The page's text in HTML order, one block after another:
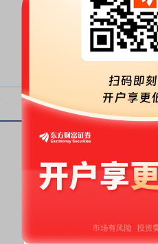
主力净比：
超大单净比：
大单净比：
中单净比：